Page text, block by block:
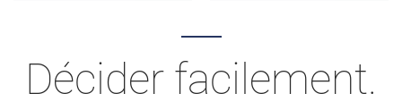
Décider facilement.